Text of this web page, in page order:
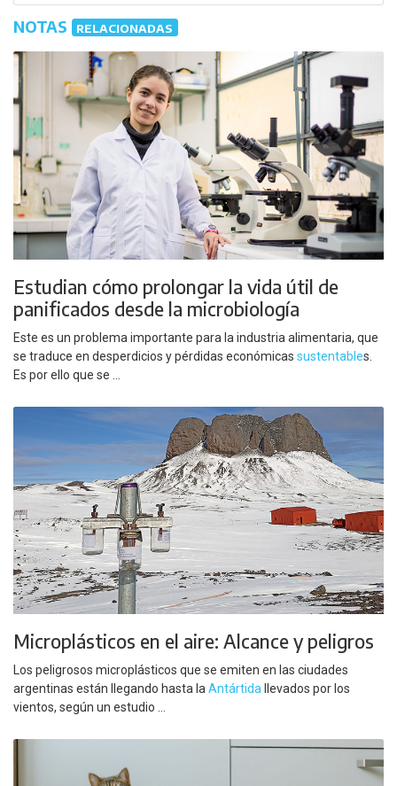
NOTAS RELACIONADAS
Estudian cómo prolongar la vida útil de
panificados desde la microbiología
Este es un problema importante para la industria alimentaria, que
se traduce en desperdicios y pérdidas económicas sustentables.
Es por ello que se ...
Microplásticos en el aire: Alcance y peligros
Los peligrosos microplásticos que se emiten en las ciudades
argentinas están llegando hasta laAntártida llevados por los
vientos, según un estudio ...